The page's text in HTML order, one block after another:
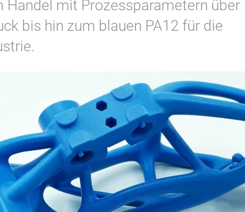
mit Prozessparametern über
bis hin zum blauen PA12 für die